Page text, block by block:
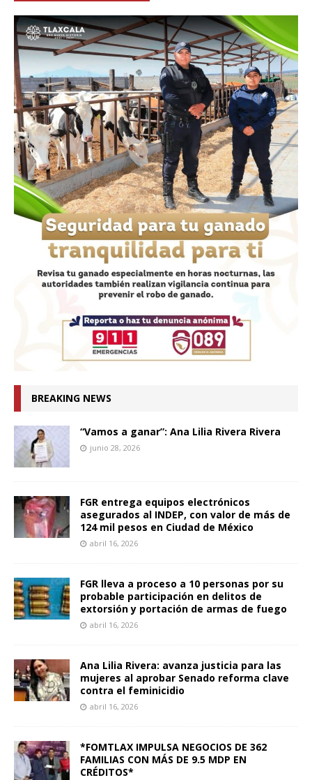
BREAKING NEWS
“Vamos a ganar”: Ana Lilia Rivera Rivera
junio 28, 2026
FGR entrega equipos electrónicos
asegurados al INDEP, con valor de más de
124 mil pesos en Ciudad de México
abril 16, 2026
FGR lleva a proceso a 10 personas por su
probable participación en delitos de
extorsión y portación de armas de fuego
abril 16, 2026
Ana Lilia Rivera: avanza justicia para las
mujeres al aprobar Senado reforma clave
contra el feminicidio
abril 16, 2026
*FOMTLAX IMPULSA NEGOCIOS DE 362
FAMILIAS CON MÁS DE 9.5 MDP EN
CRÉDITOS*